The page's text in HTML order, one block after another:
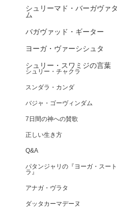
シュリーマド・バーガヴァタ
ム
バガヴァッド・ギーター
ヨーガ・ヴァーシシュタ
シュリー・スワミジの言葉
シュリー・チャクラ
スンダラ・カンダ
バジャ・ゴーヴィンダム
7日間の神への賛歌
正しい生き方
Q&A
パタンジャリの『ヨーガ・スート
ラ』
アナガ・ヴラタ
ダッタカーマデーヌ